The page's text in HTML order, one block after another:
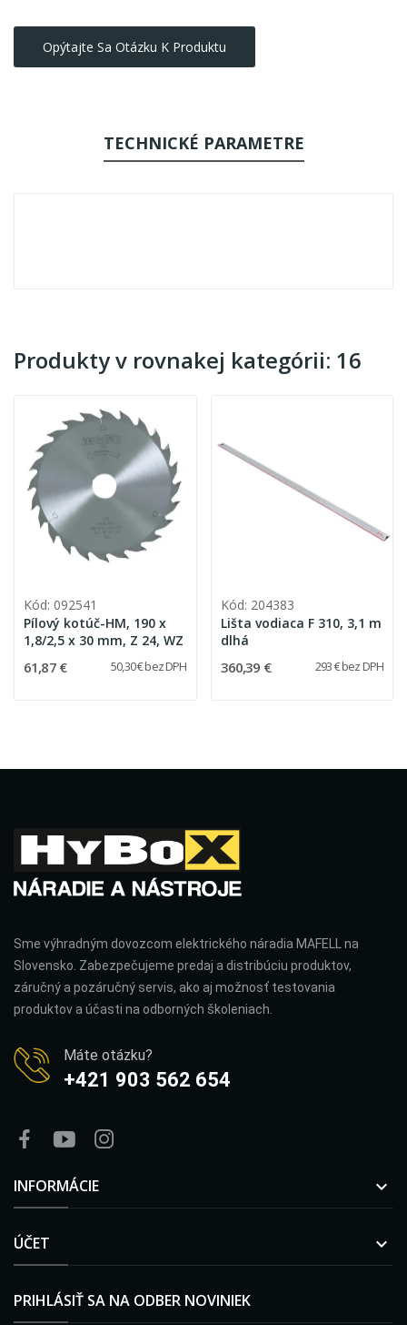
Opýtajte Sa Otázku K Produktu
TECHNICKÉ PARAMETRE
Produkty v rovnakej kategórii: 16
Kód: 092541
Pílový kotúč-HM, 190 x
1,8/2,5 x 30 mm, Z 24, WZ
61,87 € 50,30 € bez DPH
Kód: 204383
Lišta vodiaca F 310, 3,1 m
dlhá
360,39 € 293 € bez DPH
Sme výhradným dovozcom elektrického náradia MAFELL na
Slovensko. Zabezpečujeme predaj a distribúciu produktov,
záručný a pozáručný servis, ako aj možnosť testovania
produktov a účasti na odborných školeniach.
Máte otázku?
+421 903 562 654
INFORMÁCIE 
ÚČET 
PRIHLÁSIŤ SA NA ODBER NOVINIEK